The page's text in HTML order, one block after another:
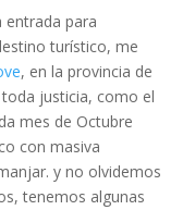
entrada para
turístico, me
, en la provincia de
justicia, como el
mes de Octubre
con masiva
y no olvidemos
tenemos algunas